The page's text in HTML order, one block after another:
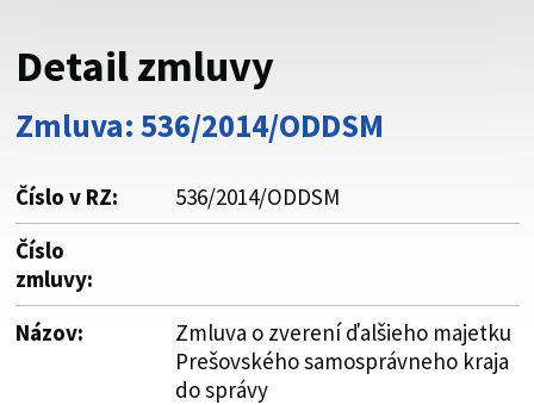
Buďte pozorní a vždy sa uistite, že zdieľate informácie iba
cez zabezpečenú webovú stránku. Zabezpečená stránka
vždy začína https:// pred názvom domény webového sídla.
Detail zmluvy
Zmluva: 536/2014/ODDSM
Číslo v RZ:
536/2014/ODDSM
Číslo
zmluvy:
Názov:
Zmluva o zverení ďalšieho majetku
Prešovského samosprávneho kraja
do správy